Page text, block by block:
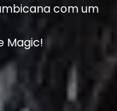
com um
Magic!